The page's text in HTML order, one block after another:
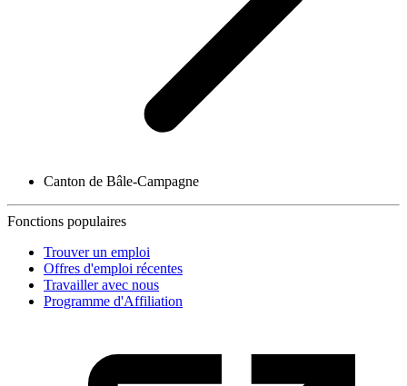
Canton de Bâle-Campagne
Fonctions populaires
Trouver un emploi
Offres d'emploi récentes
Travailler avec nous
Programme d'Affiliation